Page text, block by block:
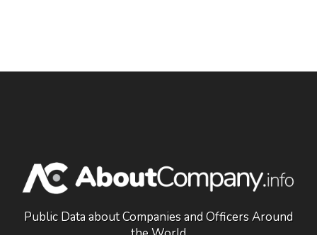
Public Data about Companies and Officers Around